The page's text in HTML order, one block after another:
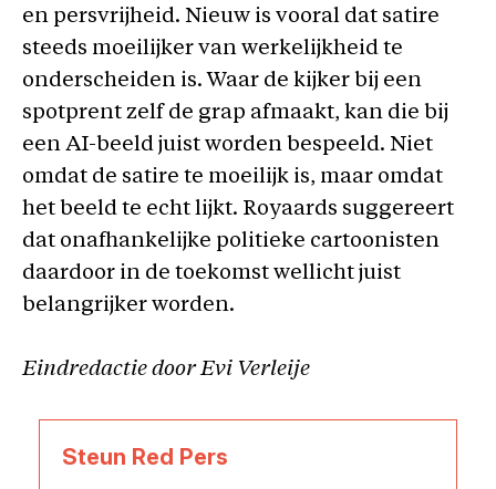
en persvrijheid. Nieuw is vooral dat satire
steeds moeilijker van werkelijkheid te
onderscheiden is. Waar de kijker bij een
spotprent zelf de grap afmaakt, kan die bij
een AI-beeld juist worden bespeeld. Niet
omdat de satire te moeilijk is, maar omdat
het beeld te echt lijkt. Royaards suggereert
dat onafhankelijke politieke cartoonisten
daardoor in de toekomst wellicht juist
belangrijker worden.
Eindredactie door Evi Verleije
Steun Red Pers